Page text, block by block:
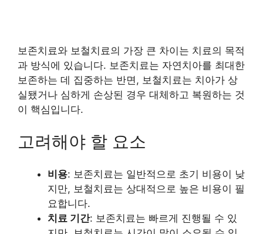
보존치료와 보철치료의 가장 큰 차이는 치료의 목적
과 방식에 있습니다. 보존치료는 자연치아를 최대한
보존하는 데 집중하는 반면, 보철치료는 치아가 상
실됐거나 심하게 손상된 경우 대체하고 복원하는 것
이 핵심입니다.
고려해야 할 요소
비용: 보존치료는 일반적으로 초기 비용이 낮
지만, 보철치료는 상대적으로 높은 비용이 필
요합니다.
치료 기간: 보존치료는 빠르게 진행될 수 있